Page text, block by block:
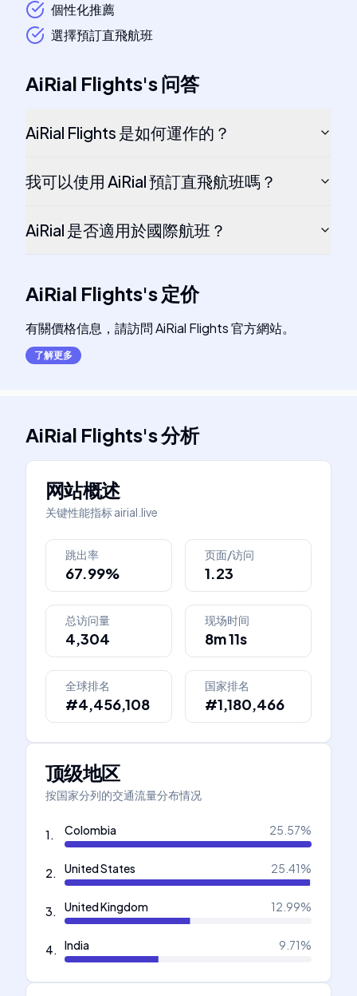
個性化推薦
選擇預訂直飛航班
AiRial Flights's问答
AiRial Flights 是如何運作的？
我可以使用 AiRial 預訂直飛航班嗎？
AiRial 是否適用於國際航班？
AiRial Flights's 定价
有關價格信息，請訪問 AiRial Flights 官方網站。
了解更多
AiRial Flights's分析
网站概述
关键性能指标airial.live
跳出率
67.99%
页面/访问
1.23
总访问量
4,304
现场时间
8m 11s
全球排名
#4,456,108
国家排名
#1,180,466
顶级地区
按国家分列的交通流量分布情况
1. Colombia 25.57%
2. United States 25.41%
3. United Kingdom 12.99%
4. India 9.71%